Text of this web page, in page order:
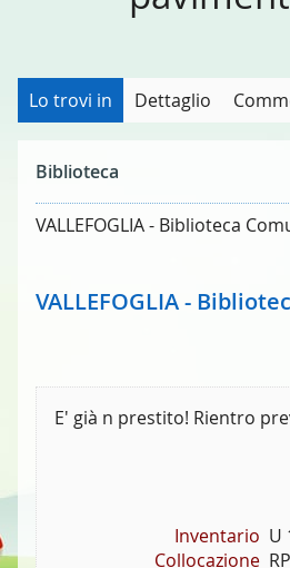
Lo trovi in Dettaglio
Biblioteca
VALLEFOGLIA - Biblioteca
VALLEFOGLIA -
E' già n prestito! Rientro
Inventario U
Collocazione